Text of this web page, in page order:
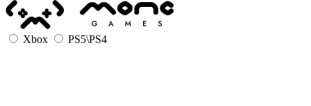
Xbox PS5\PS4